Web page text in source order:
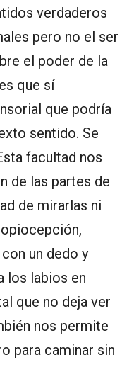
verdaderos
pero no el ser
el poder de la
que sí
que podría
sentido. Se
facultad nos
de las partes de
de mirarlas ni
un dedo y
los labios en
que no deja ver
nos permite
para caminar sin